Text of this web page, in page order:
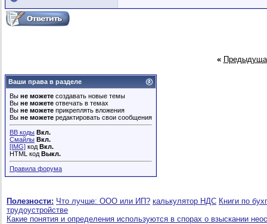
«
Ваши права в разделе
Вы не можете создавать новые темы
Вы не можете отвечать в темах
Вы не можете прикреплять вложения
Вы не можете редактировать свои сообщения
BB коды Вкл.
Смайлы Вкл.
[IMG] код Вкл.
HTML код Выкл.
Правила форума
Полезности: Что лучше: ООО или ИП? калькулятор НДС Книги по
трудоустройстве
Какие понятия и определения используются в спорах о взыскании